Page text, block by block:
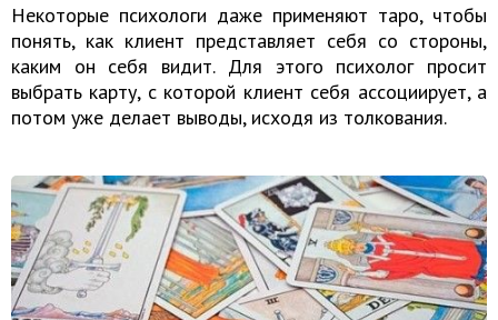
Некоторые психологи даже применяют таро, чтобы
понять, как клиент представляет себя со стороны,
каким он себя видит. Для этого психолог просит
выбрать карту, с которой клиент себя ассоциирует, а
потом уже делает выводы, исходя из толкования.